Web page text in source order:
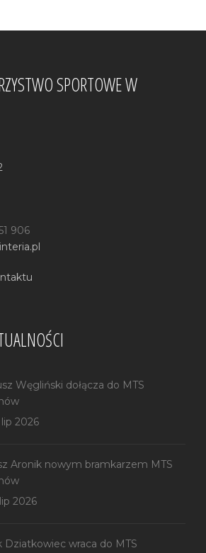
SPORTOWE W
906
Węgliński dołącza do MTS
2026
Aronik nowym bramkarzem MTS
2026
Dziatkowiec wraca do MTS